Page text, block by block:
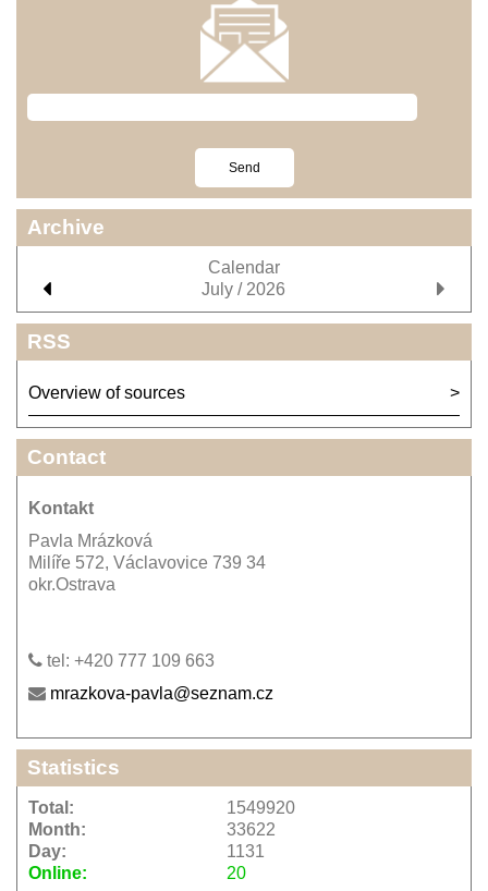
Archive
Calendar
July / 2026
RSS
Overview of sources
Contact
Kontakt
Pavla Mrázková
Milíře 572, Václavovice 739 34
okr.Ostrava
tel: +420 777 109 663
mrazkova-pavla@seznam.cz
Statistics
Online: 20
Total:
1549920
Month:
33622
Day:
1131